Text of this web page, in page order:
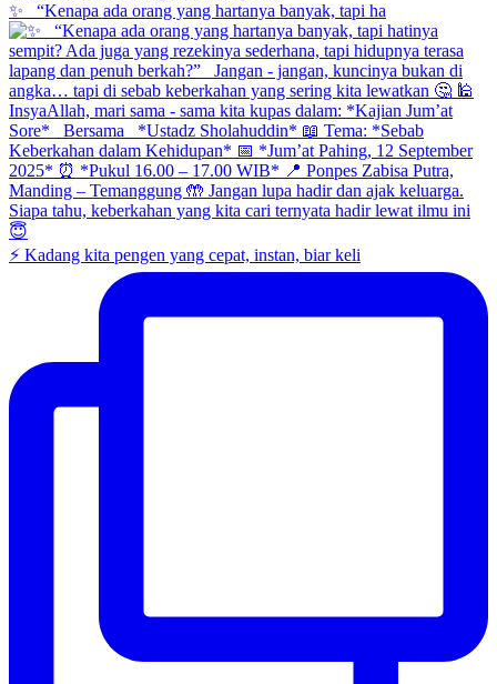
✨ _“Kenapa ada orang yang hartanya banyak, tapi ha
⚡ Kadang kita pengen yang cepat, instan, biar keli